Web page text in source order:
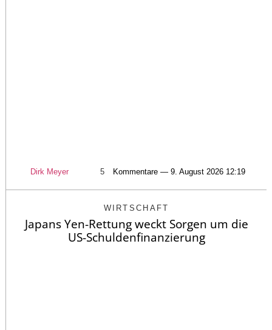
Dirk Meyer 5 Kommentare — 9. August 2026 12:19
WIRTSCHAFT
Japans Yen-Rettung weckt Sorgen um die
US-Schuldenfinanzierung